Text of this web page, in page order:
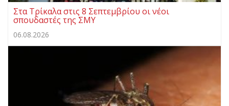
Στα Τρίκαλα στις 8 Σεπτεμβρίου οι νέοι
σπουδαστές της ΣΜΥ
06.08.2026